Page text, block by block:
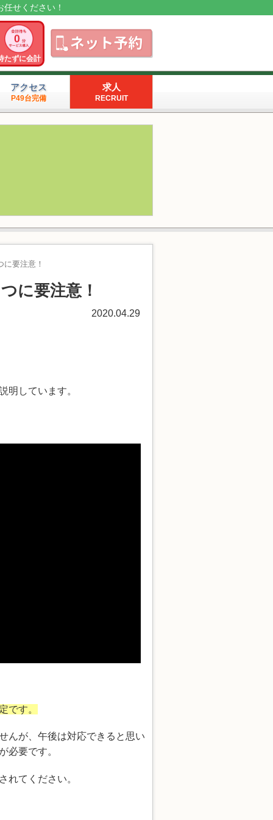
せください！
たずに会計
アクセス
P49台完備
求人
RECRUIT
要注意！
に要注意！
2020.04.29
明しています。
です。
んが、午後は対応できると思い
必要です。
れてください。